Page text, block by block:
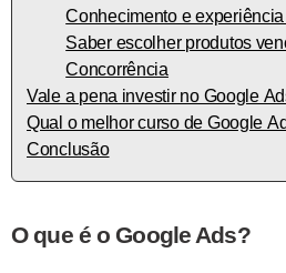
Conhecimento e
Saber escolher produtos
Concorrência
Vale a pena investir no Google
Qual o melhor curso de Google
Conclusão
O que é o Google Ads?